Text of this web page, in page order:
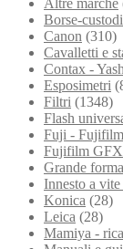
Borse-
Canon (310)
Cavalletti e
Contax -
Esposimetri
Filtri (1348)
Flash
Fuji - Fujifilm
Fujifilm GFX
Grande
Innesto a
Konica (28)
Leica (28)
Mamiya -